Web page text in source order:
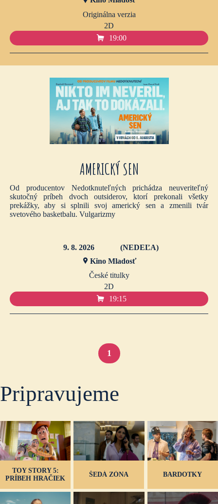
Originálna verzia
2D
19:00
AMERICKÝ SEN
Od producentov Nedotknuteľných prichádza neuveriteľný
skutočný príbeh dvoch outsiderov, ktorí prekonali všetky
prekážky, aby si splnili svoj americký sen a zmenili tvár
svetového basketbalu. Vulgarizmy
9. 8. 2026
(NEDEĽA)
Kino Mladosť
České titulky
2D
19:15
1
Pripravujeme
TOY STORY 5:
PRÍBEH HRAČIEK
ŠEDÁ ZÓNA BARDOTKY